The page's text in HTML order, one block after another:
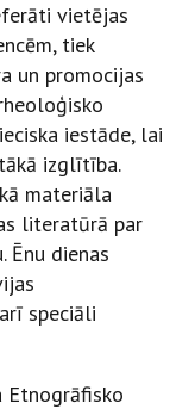
vietējas
tiek
un promocijas
iestāde, lai
izglītība.
materiāla
literatūrā par
Ēnu dienas
speciāli